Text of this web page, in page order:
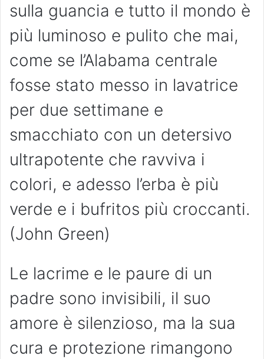
sulla guancia e tutto il mondo è
più luminoso e pulito che mai,
come se l’Alabama centrale
fosse stato messo in lavatrice
per due settimane e
smacchiato con un detersivo
ultrapotente che ravviva i
colori, e adesso l’erba è più
verde e i bufritos più croccanti.
(John Green)
Le lacrime e le paure di un
padre sono invisibili, il suo
amore è silenzioso, ma la sua
cura e protezione rimangono